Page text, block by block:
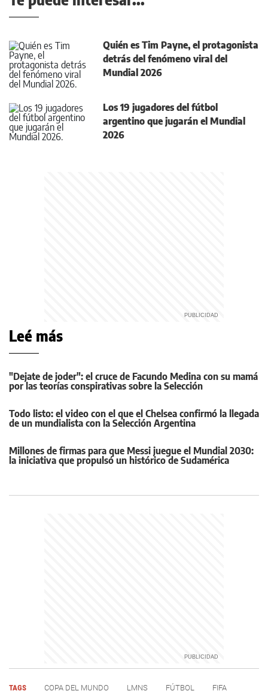
Quién es Tim Payne, el protagonista
detrás del fenómeno viral del
Mundial 2026
Los 19 jugadores del fútbol
argentino que jugarán el Mundial
2026
Leé más
"Dejate de joder": el cruce de Facundo Medina con su mamá
por las teorías conspirativas sobre la Selección
Todo listo: el video con el que el Chelsea confirmó la llegada
de un mundialista con la Selección Argentina
Millones de firmas para que Messi juegue el Mundial 2030:
la iniciativa que propulsó un histórico de Sudamérica
TAGS COPA DEL MUNDO LMNS FÚTBOL
FIFA